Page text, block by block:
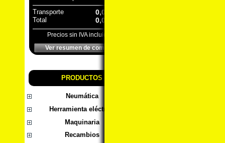
Transporte
0,00 €
Total 0,00 €
Precios sin IVA incluido
Ver resumen de compra
PRODUCTOS
Neumática
Herramienta eléctrica
Maquinaria
Recambios